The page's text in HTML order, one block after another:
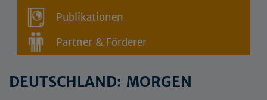
DEUTSCHLAND: MORGEN
Publikationen
Partner & Förderer